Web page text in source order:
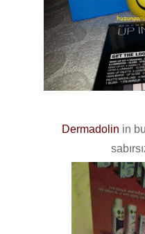
Dermadolin in